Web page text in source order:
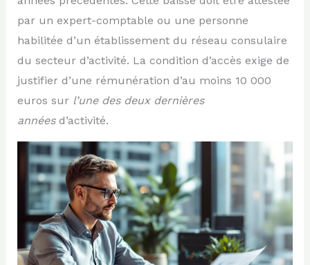
par un expert-comptable ou une personne
habilitée d’un établissement du réseau consulaire
du secteur d’activité. La condition d’accès exige de
justifier d’une rémunération d’au moins 10 000
euros sur l’une des deux dernières
annéesd’activité.